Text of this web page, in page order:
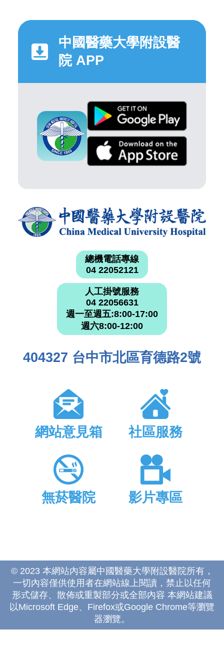
中國醫藥大學附設醫
院 APP
總機電話專線
04 22052121
人工掛號服務
04 22056631
週一至週五:8:00-17:00
週六8:00-12:00
404327 台中市北區育德路2號
網站意見箱 社區服務
無菸醫院 影片專區
© 2023 本網站內容屬中國醫藥大學附設醫院所有，
一切內容僅供使用者在網站線上閱讀，禁止以任何
形式儲存、散佈或重製部分或全部內容 本網站建議
以Microsoft Edge、Firefox或Google Chrome等瀏覽
器瀏覽。